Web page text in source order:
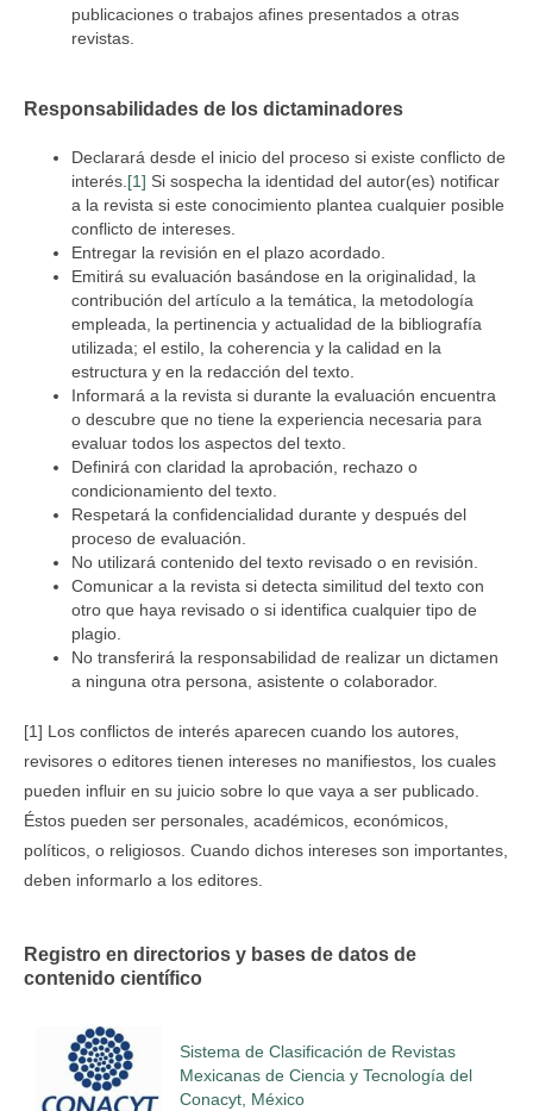
publicaciones o trabajos afines presentados a otras
revistas.
Responsabilidades de los dictaminadores
Declarará desde el inicio del proceso si existe conflicto de
interés. [1] Si sospecha la identidad del autor(es) notificar
a la revista si este conocimiento plantea cualquier posible
conflicto de intereses.
Entregar la revisión en el plazo acordado.
Emitirá su evaluación basándose en la originalidad, la
contribución del artículo a la temática, la metodología
empleada, la pertinencia y actualidad de la bibliografía
utilizada; el estilo, la coherencia y la calidad en la
estructura y en la redacción del texto.
Informará a la revista si durante la evaluación encuentra
o descubre que no tiene la experiencia necesaria para
evaluar todos los aspectos del texto.
Definirá con claridad la aprobación, rechazo o
condicionamiento del texto.
Respetará la confidencialidad durante y después del
proceso de evaluación.
No utilizará contenido del texto revisado o en revisión.
Comunicar a la revista si detecta similitud del texto con
otro que haya revisado o si identifica cualquier tipo de
plagio.
No transferirá la responsabilidad de realizar un dictamen
a ninguna otra persona, asistente o colaborador.
[1] Los conflictos de interés aparecen cuando los autores,
revisores o editores tienen intereses no manifiestos, los cuales
pueden influir en su juicio sobre lo que vaya a ser publicado.
Éstos pueden ser personales, académicos, económicos,
políticos, o religiosos. Cuando dichos intereses son importantes,
deben informarlo a los editores.
Registro en directorios y bases de datos de
contenido científico
Sistema de Clasificación de Revistas
Mexicanas de Ciencia y Tecnología del
Conacyt, México